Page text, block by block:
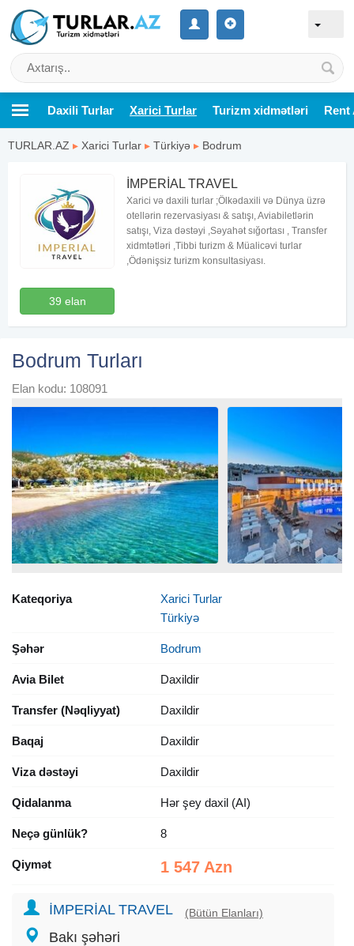
Daxili Turlar Xarici Turlar Turizm xidmətləri Rent
TURLAR.AZ ▸ Xarici Turlar ▸ Türkiyə ▸ Bodrum
39 elan
İMPERİAL TRAVEL
Xarici və daxili turlar ;Ölkədaxili və Dünya üzrə
otellərin rezervasiyası & satışı, Aviabiletlərin
satışı, Viza dəstəyi ,Səyahət sığortası , Transfer
xidmtətləri ,Tibbi turizm & Müalicəvi turlar
,Ödənişsiz turizm konsultasiyası.
Bodrum Turları
Elan kodu: 108091
Kateqoriya
Xarici Turlar
Türkiyə
Şəhər Bodrum
Avia Bilet Daxildir
Transfer (Nəqliyyat) Daxildir
Baqaj Daxildir
Viza dəstəyi Daxildir
Qidalanma Hər şey daxil (AI)
Neçə günlük? 8
Qiymət 1 547 Azn
İMPERİAL TRAVEL (Bütün Elanları)
Bakı şəhəri